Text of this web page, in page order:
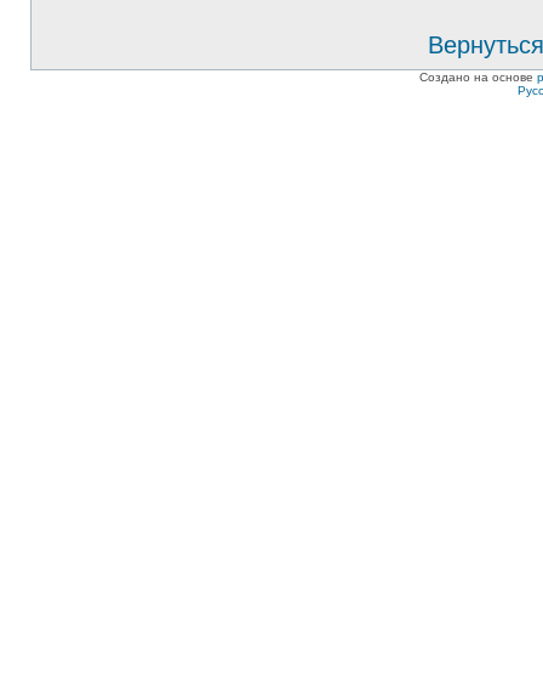
Создано на основе